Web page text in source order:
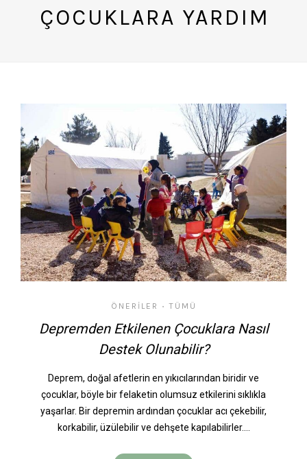
ÇOCUKLARA YARDIM
ÖNERILER • TÜMÜ
Depremden Etkilenen Çocuklara Nasıl
Destek Olunabilir?
Deprem, doğal afetlerin en yıkıcılarından biridir ve
çocuklar, böyle bir felaketin olumsuz etkilerini sıklıkla
yaşarlar. Bir depremin ardından çocuklar acı çekebilir,
korkabilir, üzülebilir ve dehşete kapılabilirler.…